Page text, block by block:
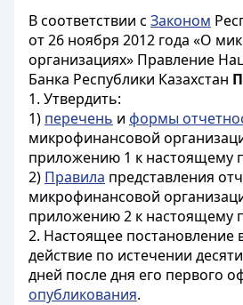
В соответствии с Законом
от 26 ноября 2012 года «О
организациях» Правление
Банка Республики Казахстан
1. Утвердить:
1) перечень и формы
микрофинансовой
приложению 1 к настоящему
2) Правила представления
микрофинансовой
приложению 2 к настоящему
2. Настоящее постановление
действие по истечении
дней после дня его первого
опубликования.